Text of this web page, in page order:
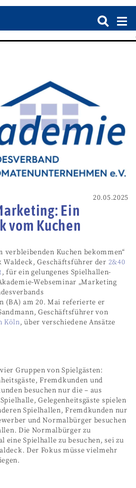
20.05.2025
Ein
vom Kuchen
verbleibenden Kuchen bekommen“
Waldeck, Geschäftsführer der 2&40
, für ein gelungenes Spielhallen-
Webseminar „Marketing
(BA) am 20. Mai referierte er
Geschäftsführer von
Köln, über verschiedene Ansätze
Gruppen von Spielgästen:
Fremdkunden und
besuchen nur die – aus
Gelegenheitsgäste spielen
Spielhallen, Fremdkunden nur
und Normalbürger besuchen
Die Normalbürger zu
eine Spielhalle zu besuchen, sei zu
Der Fokus müsse vielmehr